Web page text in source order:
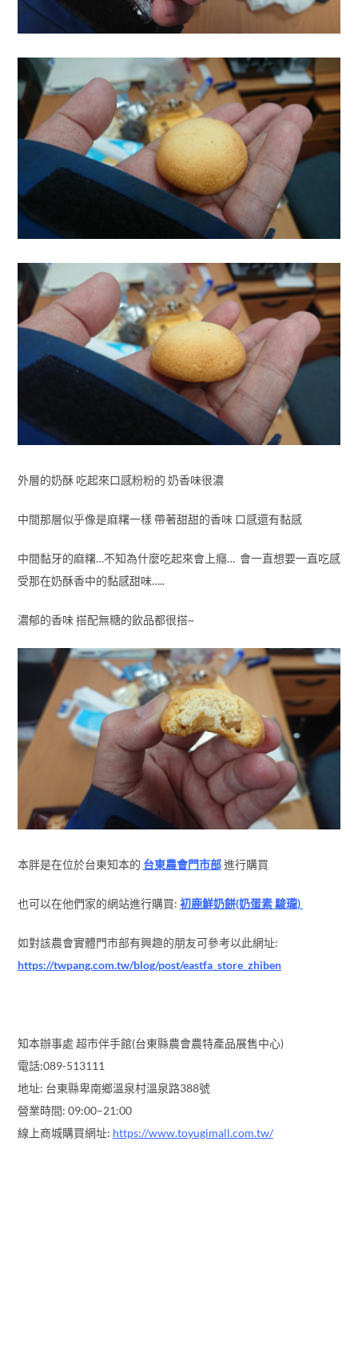
外層的奶酥 吃起來口感粉粉的 奶香味很濃
中間那層似乎像是麻糬一樣 帶著甜甜的香味 口感還有黏感
中間黏牙的麻糬…不知為什麼吃起來會上癮… 會一直想要一直吃感
受那在奶酥香中的黏感甜味…..
濃郁的香味 搭配無糖的飲品都很搭~
本胖是在位於台東知本的 台東農會門市部進行購買
也可以在他們家的網站進行購買: 初鹿鮮奶餅(奶蛋素 駿瓏)
如對該農會實體門市部有興趣的朋友可參考以此網址:
https://twpang.com.tw/blog/post/eastfa_store_zhiben
知本辦事處 超市伴手館(台東縣農會農特產品展售中心)
電話:089-513111
地址: 台東縣卑南鄉溫泉村溫泉路388號
營業時間: 09:00–21:00
線上商城購買網址: https://www.toyugimall.com.tw/